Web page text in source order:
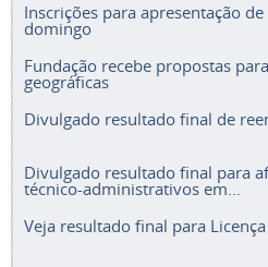
Inscrições para apresentação
domingo
Fundação recebe propostas
geográficas
Divulgado resultado final de
Divulgado resultado final para
técnico-administrativos em...
Veja resultado final para